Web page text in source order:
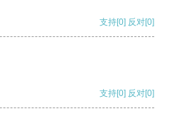
支持[0] 反对[0]
支持[0] 反对[0]